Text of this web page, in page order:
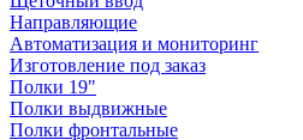
Направляющие
Автоматизация и мониторинг
Изготовление под заказ
Полки 19"
Полки выдвижные
Полки фронтальные